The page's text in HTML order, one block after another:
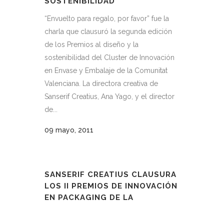
“Envuelto para regalo, por favor” fue la
charla que clausuró la segunda edición
de los Premios al diseño y la
sostenibilidad del Cluster de Innovación
en Envase y Embalaje de la Comunitat
Valenciana. La directora creativa de
Sanserif Creatius, Ana Yago, y el director
de...
09 mayo, 2011
SANSERIF CREATIUS CLAUSURA
LOS II PREMIOS DE INNOVACIÓN
EN PACKAGING DE LA